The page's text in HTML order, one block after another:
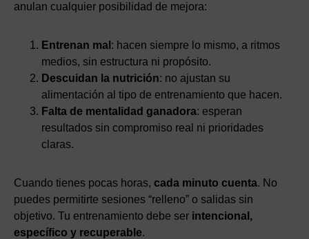
anulan cualquier posibilidad de mejora:
Entrenan mal : hacen siempre lo mismo, a ritmos
medios, sin estructura ni propósito.
Descuidan la nutrición: no ajustan su
alimentación al tipo de entrenamiento que hacen.
Falta de mentalidad ganadora: esperan
resultados sin compromiso real ni prioridades
claras.
Cuando tienes pocas horas, cada minuto cuenta. No
puedes permitirte sesiones “relleno” o salidas sin
objetivo. Tu entrenamiento debe ser intencional,
específico y recuperable.